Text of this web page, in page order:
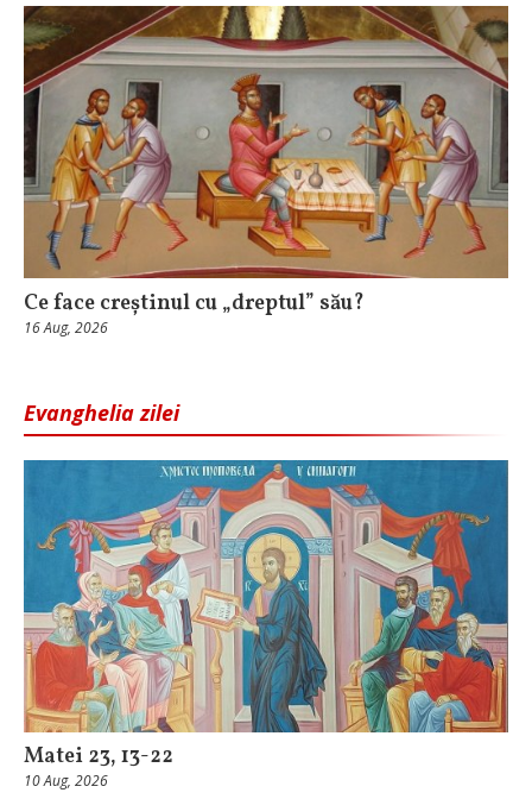
Ce face creștinul cu „dreptul” său?
16 Aug, 2026
Evanghelia zilei
Matei 23, 13-22
10 Aug, 2026